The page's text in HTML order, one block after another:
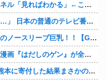
こ好きすぎるｗｗｗｗｗｗｗｗｗｗｗｗｗ
が最新SNSの数十年先を行っていたと話題に
ーブ巨乳！！【GIF動画あり】
える激安セール開催！！このチャンスを見逃すな！！
た結果まさかの事態に・・・・・・